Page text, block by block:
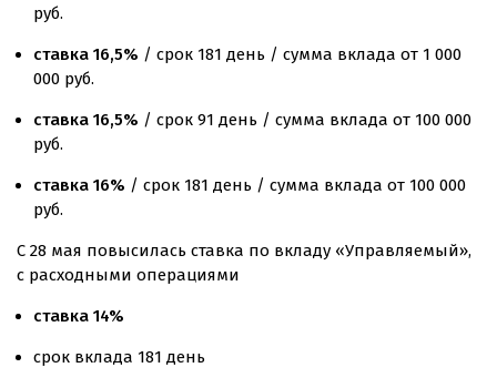
руб.
ставка 16,5% / срок 181 день / сумма вклада от 1 000
000 руб.
ставка 16,5% / срок 91 день / сумма вклада от 100 000
руб.
ставка 16% / срок 181 день / сумма вклада от 100 000
руб.
С 28 мая повысилась ставка по вкладу «Управляемый»,
с расходными операциями
ставка 14%
срок вклада 181 день